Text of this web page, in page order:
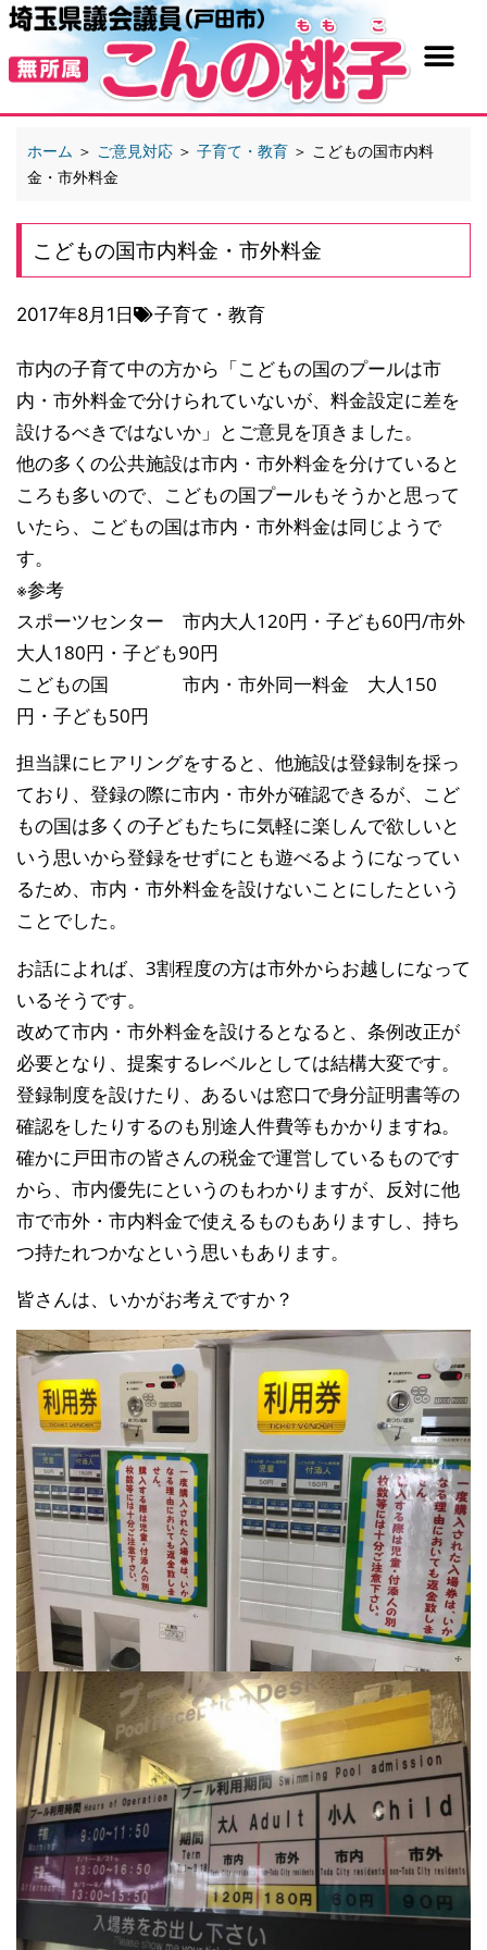
ホーム ＞ ご意見対応 ＞ 子育て・教育 ＞ こどもの国市内料
金・市外料金
こどもの国市内料金・市外料金
2017年8月1日 子育て・教育
市内の子育て中の方から「こどもの国のプールは市
内・市外料金で分けられていないが、料金設定に差を
設けるべきではないか」とご意見を頂きました。
他の多くの公共施設は市内・市外料金を分けていると
ころも多いので、こどもの国プールもそうかと思って
いたら、こどもの国は市内・市外料金は同じようで
す。
※参考
スポーツセンター 市内大人120円・子ども60円/市外
大人180円・子ども90円
こどもの国 市内・市外同一料金 大人150
円・子ども50円
担当課にヒアリングをすると、他施設は登録制を採っ
ており、登録の際に市内・市外が確認できるが、こど
もの国は多くの子どもたちに気軽に楽しんで欲しいと
いう思いから登録をせずにとも遊べるようになってい
るため、市内・市外料金を設けないことにしたという
ことでした。
お話によれば、3割程度の方は市外からお越しになって
いるそうです。
改めて市内・市外料金を設けるとなると、条例改正が
必要となり、提案するレベルとしては結構大変です。
登録制度を設けたり、あるいは窓口で身分証明書等の
確認をしたりするのも別途人件費等もかかりますね。
確かに戸田市の皆さんの税金で運営しているものです
から、市内優先にというのもわかりますが、反対に他
市で市外・市内料金で使えるものもありますし、持ち
つ持たれつかなという思いもあります。
皆さんは、いかがお考えですか？